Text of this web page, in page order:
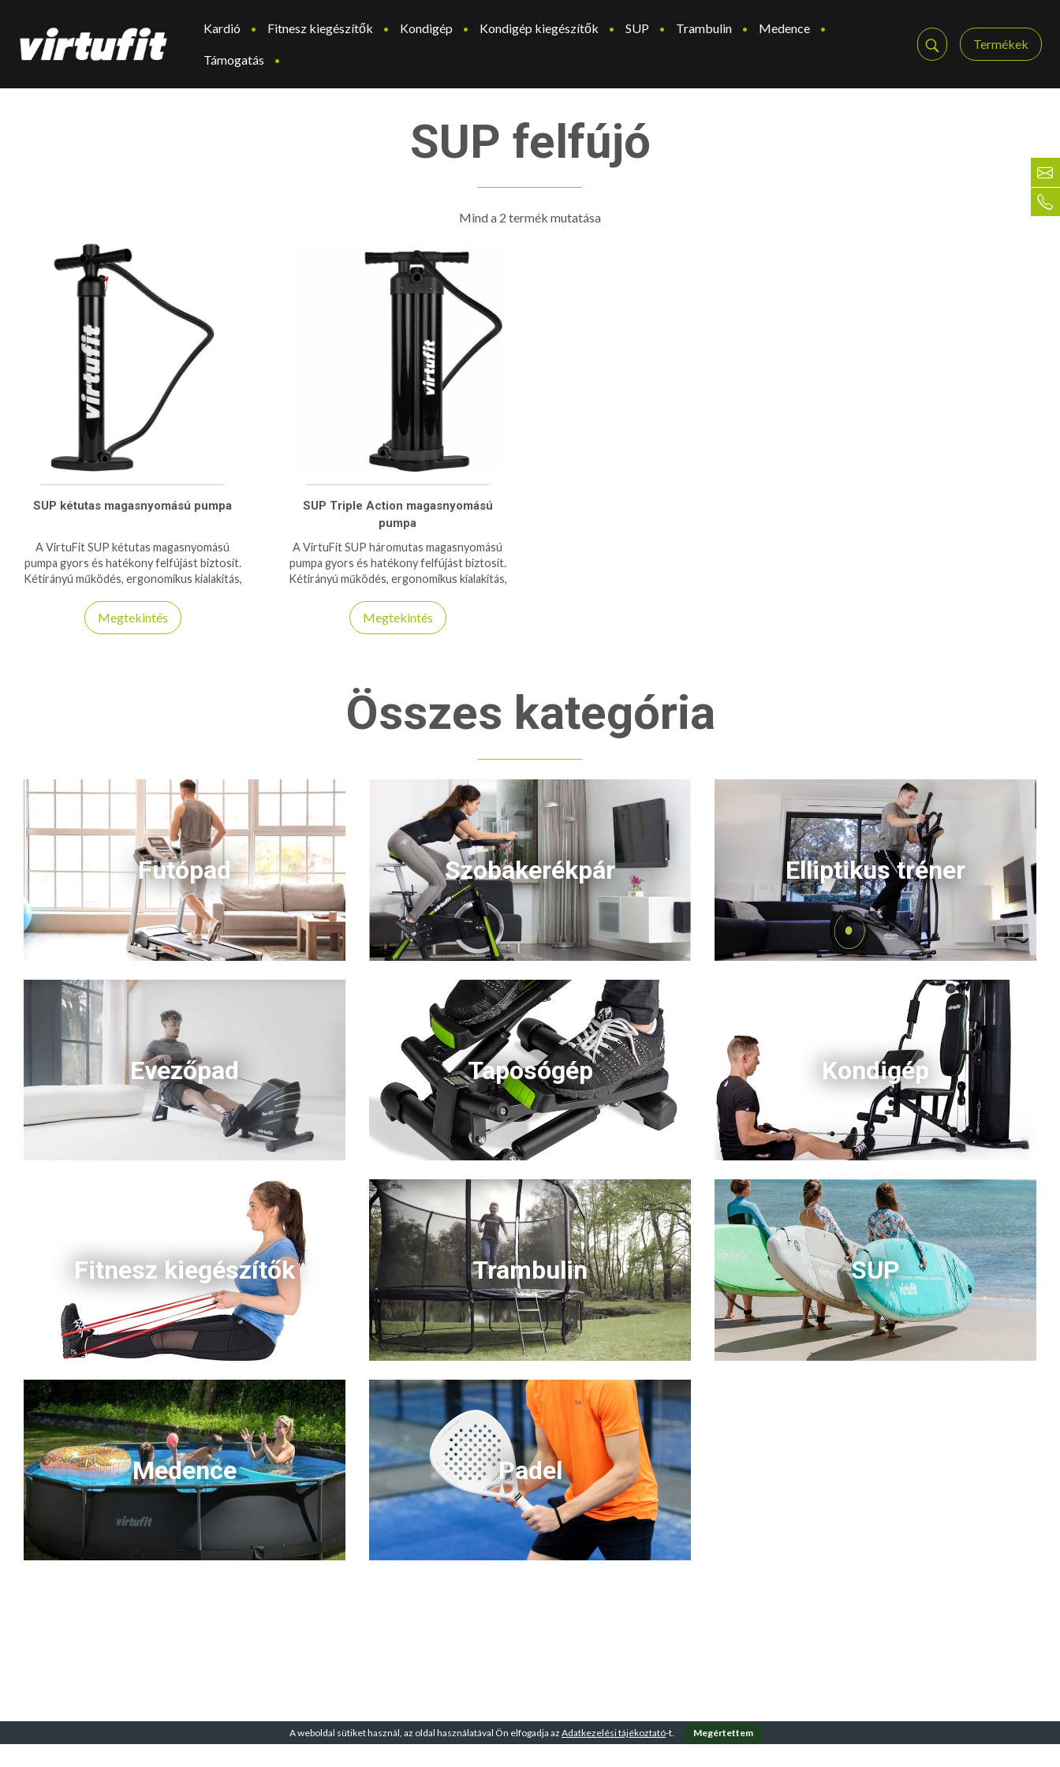
Kardió Fitnesz kiegészítők Kondigép Kondigép kiegészítők SUP Trambulin Medence
Támogatás
Termékek
SUP felfújó
Mind a 2 termék mutatása
SUP kétutas magasnyomású pumpa
A VirtuFit SUP kétutas magasnyomású
pumpa gyors és hatékony felfújást biztosít.
Kétirányú működés, ergonomikus kialakítás,
Megtekintés
SUP Triple Action magasnyomású
pumpa
A VirtuFit SUP háromutas magasnyomású
pumpa gyors és hatékony felfújást biztosít.
Kétirányú működés, ergonomikus kialakítás,
Megtekintés
Összes kategória
Futópad Szobakerékpár Elliptikus tréner
Evezőpad Taposógép Kondigép
Fitnesz kiegészítők Trambulin SUP
Medence Padel
A weboldal sütiket használ, az oldal használatával Ön elfogadja az Adatkezelési tájékoztató-t. Megértettem